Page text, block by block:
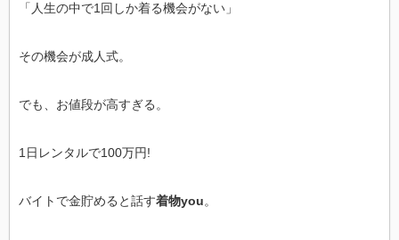
「人生の中で1回しか着る機会がない」
その機会が成人式。
でも、お値段が高すぎる。
1日レンタルで100万円!
バイトで金貯めると話す着物you。